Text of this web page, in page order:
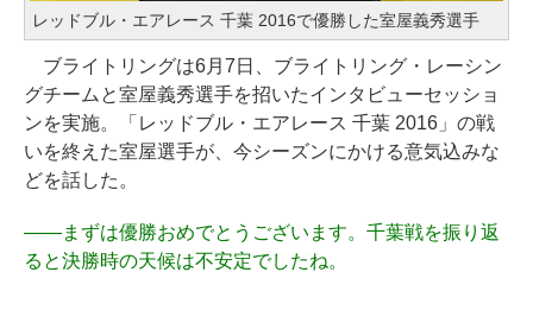
レッドブル・エアレース 千葉 2016で優勝した室屋義秀選手
ブライトリングは6月7日、ブライトリング・レーシン
グチームと室屋義秀選手を招いたインタビューセッショ
ンを実施。「レッドブル・エアレース 千葉 2016」の戦
いを終えた室屋選手が、今シーズンにかける意気込みな
どを話した。
――まずは優勝おめでとうございます。千葉戦を振り返
ると決勝時の天候は不安定でしたね。